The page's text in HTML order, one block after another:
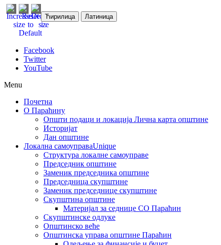
Ћирилица Латиница
Facebook
Twitter
YouTube
Menu
Почетна
О Параћину
Општи подаци и локација Лична карта општине
Историјат
Дан општине
Локална самоуправаUnique
Структура локалне самоуправе
Председник општине
Заменик председника општине
Председница скупштине
Заменик председнице скупштине
Скупштина општине
Материјал за седнице СО Параћин
Скупштинске одлуке
Општинско веће
Општинска управа општине Параћин